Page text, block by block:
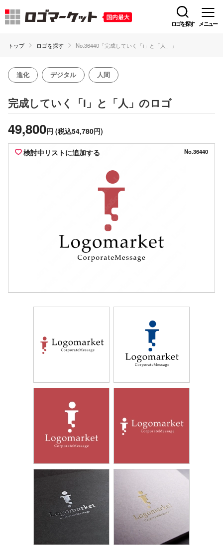
ロゴを探す メニュー
トップ ロゴを探す No.36440「完成していく「i」と「人」」
進化 デジタル 人間
完成していく「i」と「人」 のロゴ
49,800円 (税込54,780円)
検討中リストに追加する No.36440